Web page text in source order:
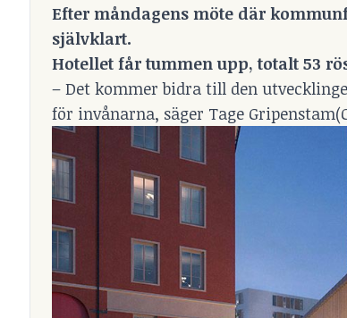
Efter måndagens möte där
självklart.
Hotellet får tummen upp, totalt 53
– Det kommer bidra till den
för invånarna, säger Tage